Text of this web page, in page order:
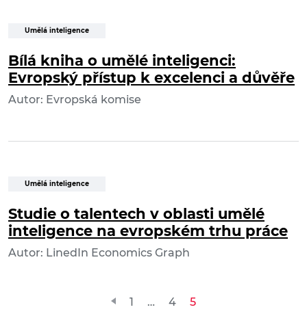
Umělá inteligence
Bílá kniha o umělé inteligenci:
Evropský přístup k excelenci a důvěře
Autor: Evropská komise
Umělá inteligence
Studie o talentech v oblasti umělé
inteligence na evropském trhu práce
Autor: LinedIn Economics Graph
Stránkování
1 … 4 5